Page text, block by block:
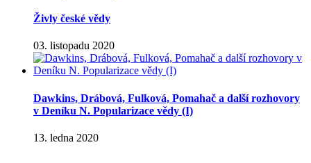
Živly české vědy
03. listopadu 2020
Dawkins, Drábová, Fulková, Pomahač a další rozhovory
v Deníku N. Popularizace vědy (I)
13. ledna 2020